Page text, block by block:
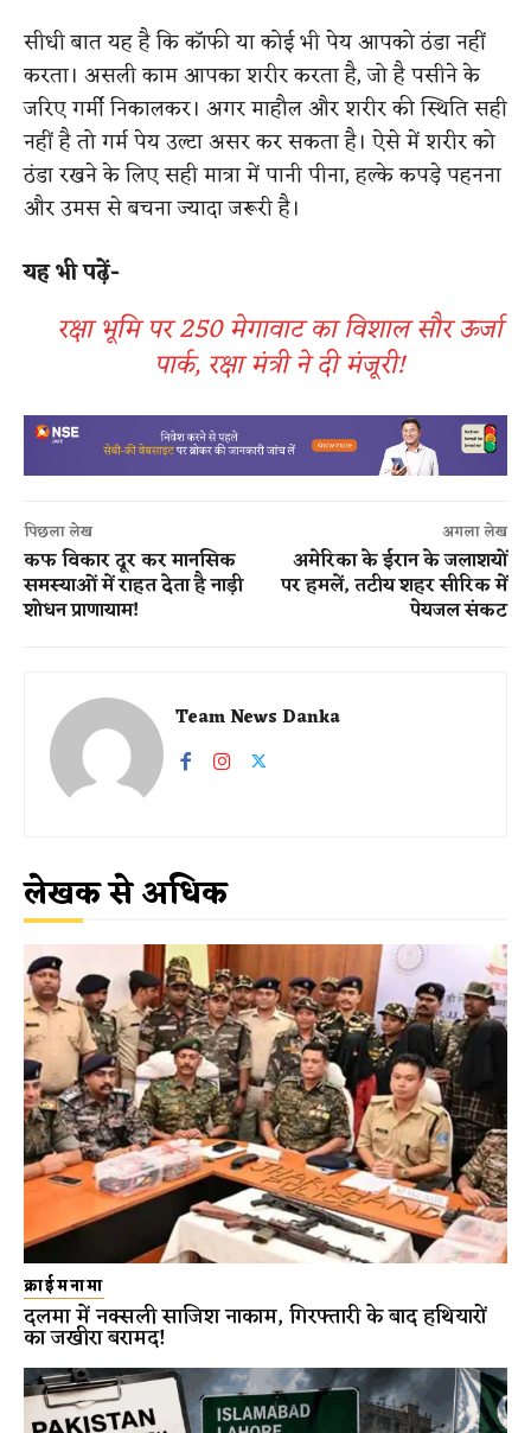
सीधी बात यह है कि कॉफी या कोई भी पेय आपको ठंडा नहीं
करता। असली काम आपका शरीर करता है, जो है पसीने के
जरिए गर्मी निकालकर। अगर माहौल और शरीर की स्थिति सही
नहीं है तो गर्म पेय उल्टा असर कर सकता है। ऐसे में शरीर को
ठंडा रखने के लिए सही मात्रा में पानी पीना, हल्के कपड़े पहनना
और उमस से बचना ज्यादा जरूरी है।
यह भी पढ़ें-
रक्षा भूमि पर 250 मेगावाट का विशाल सौर ऊर्जा
पार्क, रक्षा मंत्री ने दी मंजूरी!
पिछला लेख
कफ विकार दूर कर मानसिक
समस्याओं में राहत देता है नाड़ी
शोधन प्राणायाम!
अगला लेख
अमेरिका के ईरान के जलाशयों
पर हमलें, तटीय शहर सीरिक में
पेयजल संकट
Team News Danka
लेखक से अधिक
क्राईमनामा
दलमा में नक्सली साजिश नाकाम, गिरफ्तारी के बाद हथियारों
का जखीरा बरामद!